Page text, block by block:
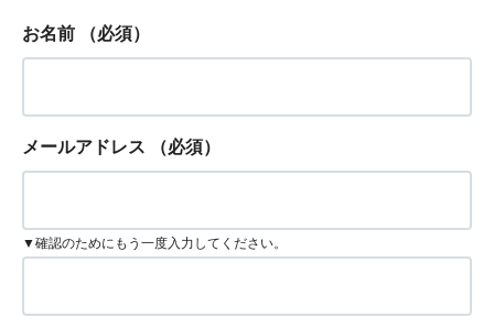
お名前 （必須）
メールアドレス （必須）
▼確認のためにもう一度入力してください。